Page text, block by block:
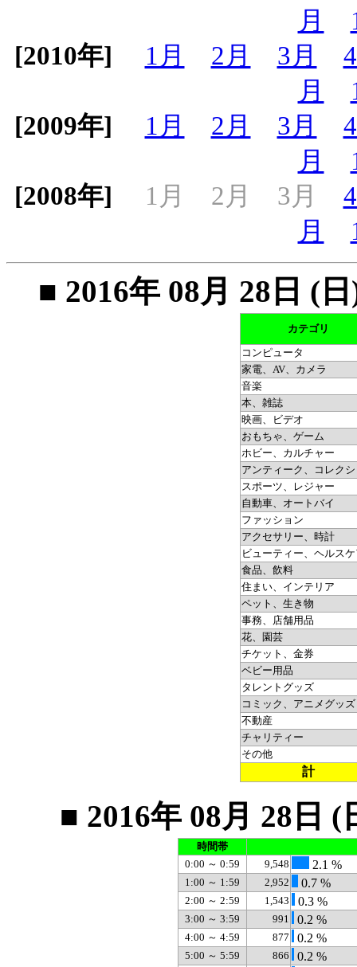
月
[2010年]
1月 2月 3月
月
[2009年]
1月 2月 3月
月
[2008年]
1月 2月 3月
月
■ 2016年 08月 28日 (
カテゴリ
コンピュータ
家電、AV、カメラ
音楽
本、雑誌
映画、ビデオ
おもちゃ、ゲーム
ホビー、カルチャー
アンティーク、コレク
スポーツ、レジャー
自動車、オートバイ
ファッション
アクセサリー、時計
ビューティー、ヘルス
食品、飲料
住まい、インテリア
ペット、生き物
事務、店舗用品
花、園芸
チケット、金券
ベビー用品
タレントグッズ
コミック、アニメグッズ
不動産
チャリティー
その他
計
■ 2016年 08月 28日
時間帯
0:00 ～ 0:59
9,548 2.1 %
1:00 ～ 1:59 2,952 0.7 %
2:00 ～ 2:59 1,543 0.3 %
3:00 ～ 3:59 991 0.2 %
4:00 ～ 4:59 877 0.2 %
5:00 ～ 5:59 866 0.2 %